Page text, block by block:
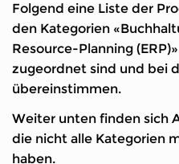
Folgend eine Liste der
den Kategorien
Resource-Planning
zugeordnet sind und bei
übereinstimmen.
Weiter unten finden sich
die nicht alle Kategorien
haben.